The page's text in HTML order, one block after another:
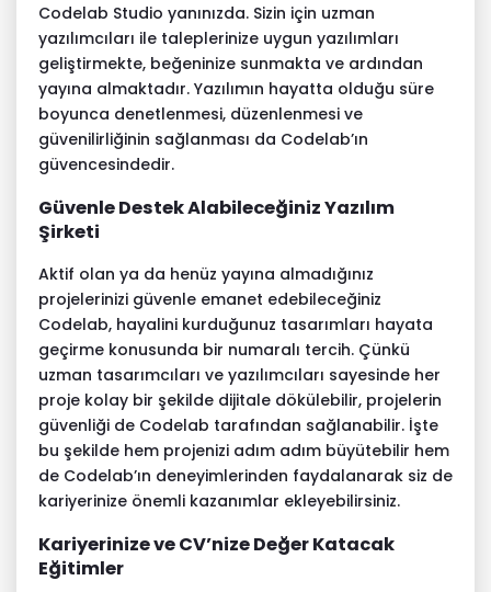
Codelab Studio yanınızda. Sizin için uzman
yazılımcıları ile taleplerinize uygun yazılımları
geliştirmekte, beğeninize sunmakta ve ardından
yayına almaktadır. Yazılımın hayatta olduğu süre
boyunca denetlenmesi, düzenlenmesi ve
güvenilirliğinin sağlanması da Codelab’ın
güvencesindedir.
Güvenle Destek Alabileceğiniz Yazılım
Şirketi
Aktif olan ya da henüz yayına almadığınız
projelerinizi güvenle emanet edebileceğiniz
Codelab, hayalini kurduğunuz tasarımları hayata
geçirme konusunda bir numaralı tercih. Çünkü
uzman tasarımcıları ve yazılımcıları sayesinde her
proje kolay bir şekilde dijitale dökülebilir, projelerin
güvenliği de Codelab tarafından sağlanabilir. İşte
bu şekilde hem projenizi adım adım büyütebilir hem
de Codelab’ın deneyimlerinden faydalanarak siz de
kariyerinize önemli kazanımlar ekleyebilirsiniz.
Kariyerinize ve CV’nize Değer Katacak
Eğitimler